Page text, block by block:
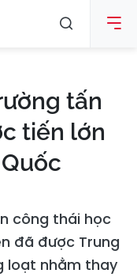
tấn
tiến lớn
công thái học
đã được Trung
loạt nhằm thay